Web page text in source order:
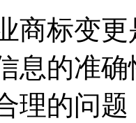
商标变
息的准
理的问